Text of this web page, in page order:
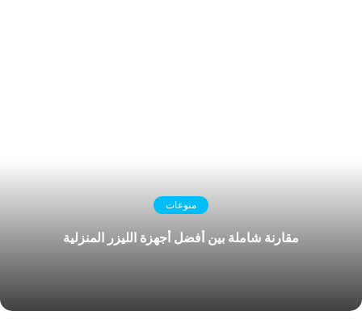
منوعات
مقارنة شاملة بين أفضل أجهزة الليزر المنزلية